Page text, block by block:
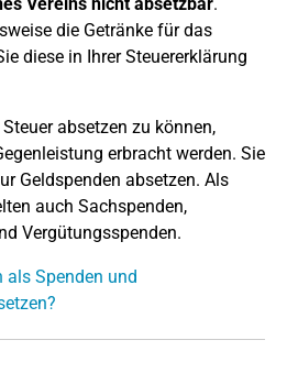
die Getränke für das
diese in Ihrer Steuererklärung
absetzen zu können,
erbracht werden. Sie
Geldspenden absetzen. Als
auch Sachspenden,
Vergütungsspenden.
als Spenden und